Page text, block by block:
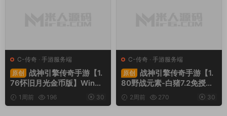
C-传奇 · 手游服务端
原创
战神引擎传奇手游【1.
76怀旧月光金币版】Win一
键服务端+安卓苹果双端+G
M授权物品后台+视频架设教
1周前 196 30
C-传奇 · 手游服务端
原创
战神引擎传奇手游【1.
80野战元素-白猪7.2免授
权】Win一键服务端+安卓+
GM授权物品后台+视频架设
2周前 270 30